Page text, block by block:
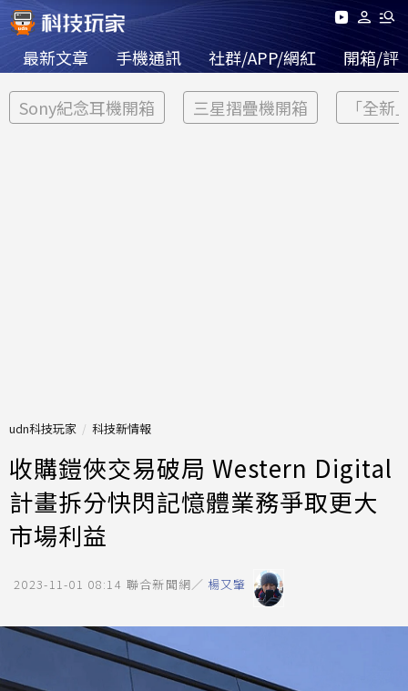
最新文章 手機通訊 社群/APP/網紅 開箱/評
Sony紀念耳機開箱 三星摺疊機開箱 「全新
udn科技玩家 科技新情報
收購鎧俠交易破局 Western Digital
計畫拆分快閃記憶體業務爭取更大
市場利益
2023-11-01 08:14 聯合新聞網／ 楊又肇